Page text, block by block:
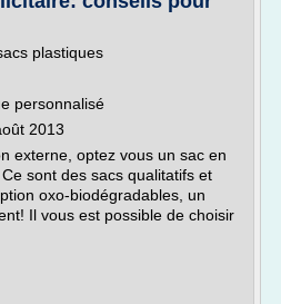
plastiques
personnalisé
2013
externe, optez vous un sac en
sont des sacs qualitatifs et
oxo-biodégradables, un
Il vous est possible de choisir